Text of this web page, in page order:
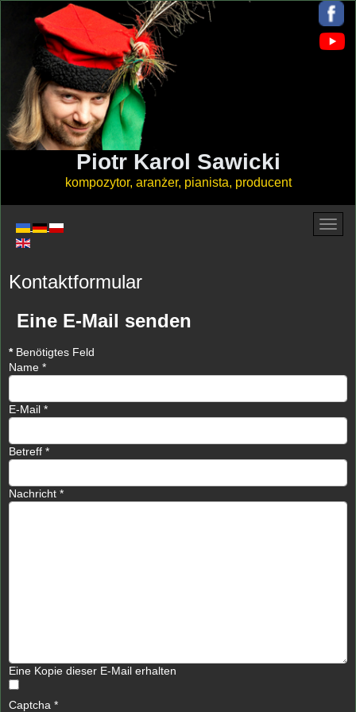
Piotr Karol Sawicki
kompozytor, aranżer, pianista, producent
Kontaktformular
Eine E-Mail senden
*Benötigtes Feld
Name *
E-Mail *
Betreff *
Nachricht *
Eine Kopie dieser E-Mail erhalten
Captcha *